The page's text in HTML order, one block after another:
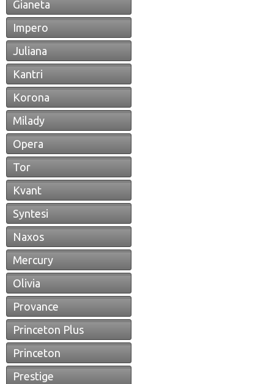
Gianeta
Impero
Juliana
Kantri
Korona
Milady
Opera
Tor
Kvant
Syntesi
Naxos
Mercury
Olivia
Provance
Princeton Plus
Princeton
Prestige